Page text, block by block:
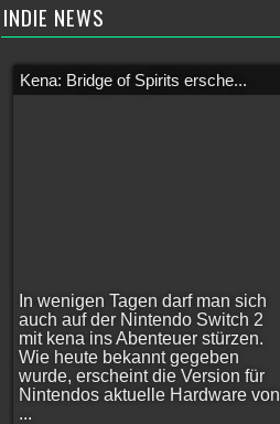
INDIE NEWS
Kena: Bridge of Spirits ersche...
In wenigen Tagen darf man sich
auch auf der Nintendo Switch 2
mit kena ins Abenteuer stürzen.
Wie heute bekannt gegeben
wurde, erscheint die Version für
Nintendos aktuelle Hardware von
...